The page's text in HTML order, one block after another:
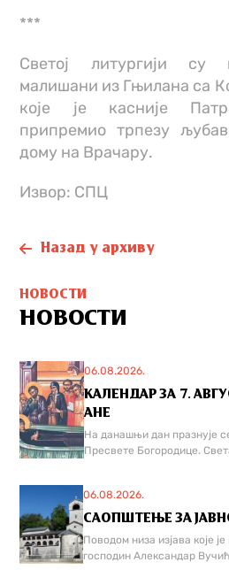
***
Светој литургији су
малишани из Гњилана са
које је касније
припремио трпезу
дому на Врачару.
Извор: СПЦ
Назад у архиву
НОВОСТИ
НОВОСТИ
06.08.2026.
КАЛЕНДАР ЗА 7.
АНЕ
На данашњи дан празнује
Пресвете Богородице.
06.08.2026.
САОПШТЕЊЕ ЗА
Поводом низа изјава које
господин Александар